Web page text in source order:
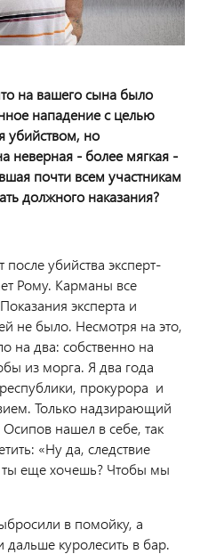
на вашего сына было
нападение с целью
убийством, но
неверная - более мягкая -
почти всем участникам
должного наказания?
убийства эксперт-
Рому. Карманы все
эксперта и
не было. Несмотря на это,
на два: собственно на
из морга. Я два года
прокурора и
Только надзирающий
нашел в себе, так
«Ну да, следствие
ты еще хочешь? Чтобы мы
в помойку, а
куролесить в бар.